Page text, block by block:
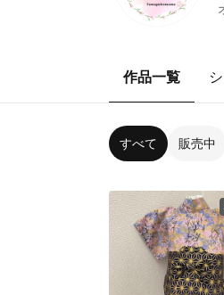
作品一覧
すべて 販売中